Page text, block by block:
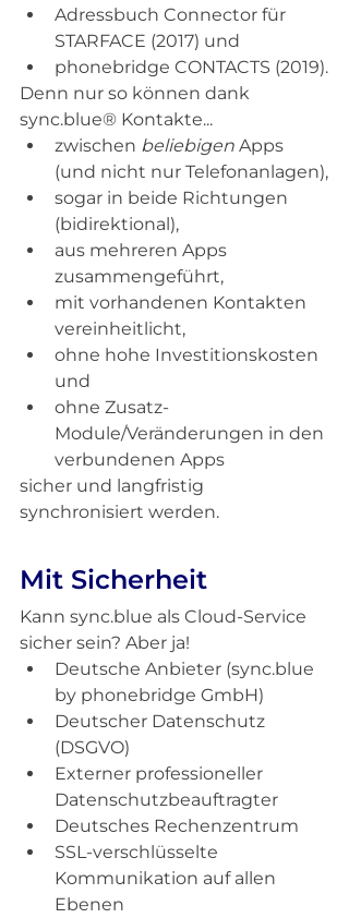
Adressbuch Connector für
STARFACE (2017) und
phonebridge CONTACTS (2019).
Denn nur so können dank
sync.blue® Kontakte...
zwischen beliebigen Apps
(und nicht nur Telefonanlagen),
sogar in beide Richtungen
(bidirektional),
aus mehreren Apps
zusammengeführt,
mit vorhandenen Kontakten
vereinheitlicht,
ohne hohe Investitionskosten
und
ohne Zusatz-
Module/Veränderungen in den
verbundenen Apps
sicher und langfristig
synchronisiert werden.
Mit Sicherheit
Kann sync.blue als Cloud-Service
sicher sein? Aber ja!
Deutsche Anbieter (sync.blue
by phonebridge GmbH)
Deutscher Datenschutz
(DSGVO)
Externer professioneller
Datenschutzbeauftragter
Deutsches Rechenzentrum
SSL-verschlüsselte
Kommunikation auf allen
Ebenen